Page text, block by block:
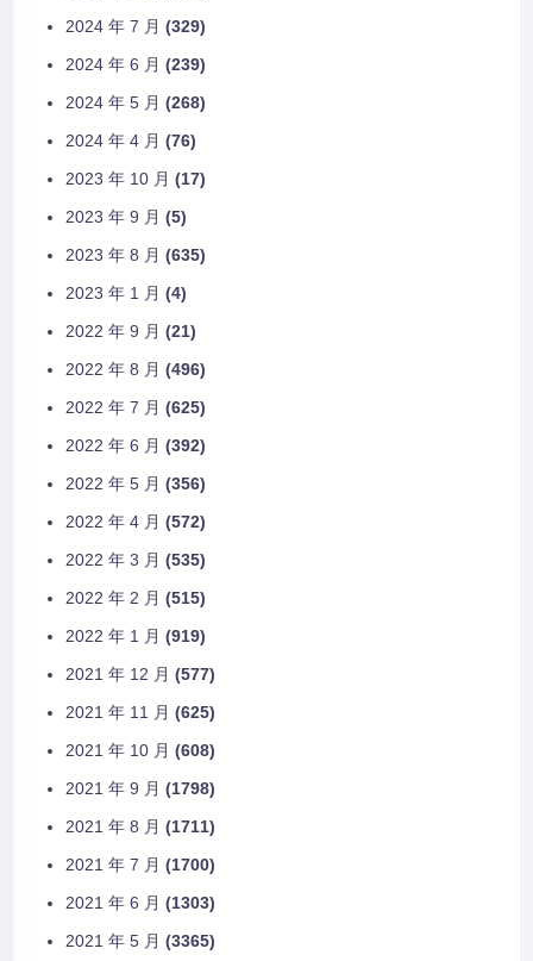
2024 年 7 月 (329)
2024 年 6 月 (239)
2024 年 5 月 (268)
2024 年 4 月 (76)
2023 年 10 月 (17)
2023 年 9 月 (5)
2023 年 8 月 (635)
2023 年 1 月 (4)
2022 年 9 月 (21)
2022 年 8 月 (496)
2022 年 7 月 (625)
2022 年 6 月 (392)
2022 年 5 月 (356)
2022 年 4 月 (572)
2022 年 3 月 (535)
2022 年 2 月 (515)
2022 年 1 月 (919)
2021 年 12 月 (577)
2021 年 11 月 (625)
2021 年 10 月 (608)
2021 年 9 月 (1798)
2021 年 8 月 (1711)
2021 年 7 月 (1700)
2021 年 6 月 (1303)
2021 年 5 月 (3365)